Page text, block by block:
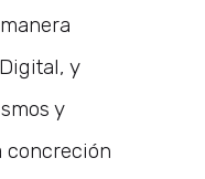
y
y
concreción